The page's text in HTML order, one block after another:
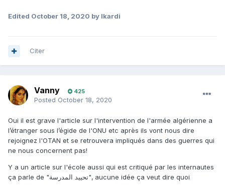
Edited October 18, 2020 by Ikardi
Citer
Vanny 425
Posted October 18, 2020
Oui il est grave l'article sur l'intervention de l'armée algérienne a
l’étranger sous l’égide de l'ONU etc après ils vont nous dire
rejoignez l'OTAN et se retrouvera impliqués dans des guerres qui
ne nous concernent pas!
Y a un article sur l'école aussi qui est critiqué par les internautes
ça parle de "تحييد المدرسة", aucune idée ça veut dire quoi